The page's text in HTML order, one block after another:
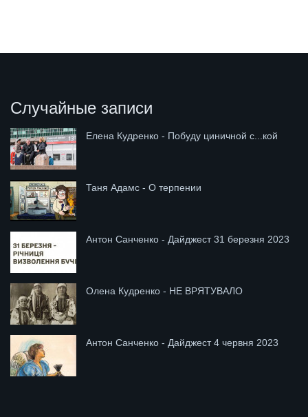
Случайные записи
Елена Кудренко - Побуду циничной с...кой
Таня Адамс - О терпении
Антон Санченко - Дайджест 31 березня 2023
Олена Кудренко - НЕ ВРЯТУВАЛО
Антон Санченко - Дайджест 4 червня 2023